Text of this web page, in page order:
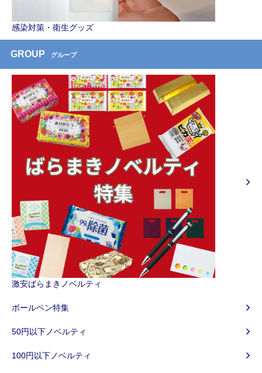
感染対策・衛生グッズ
GROUP グループ
激安ばらまきノベルティ
ボールペン特集
50円以下ノベルティ
100円以下ノベルティ